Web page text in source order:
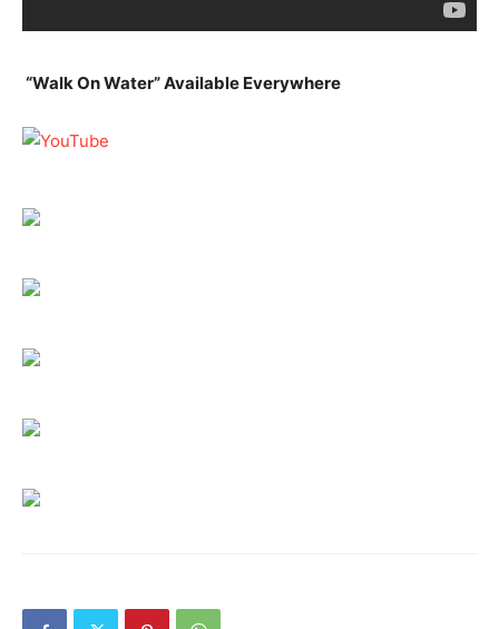
“Walk On Water” Available Everywhere